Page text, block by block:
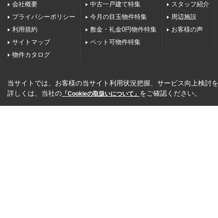
会社概要
プライバシーポリシー
利用規約
サイトマップ
物件カタログ
中古一戸建て特集
今月の目玉物件特集
敷金・礼金0円物件特集
ペット可物件特集
スタッフ紹介
周辺施設
お客様の声
当サイトでは、お客様の当サイト利用状況把握、サービス向上検討
詳しくは、当社の 「Cookieの取扱いについて」 をご確認ください。